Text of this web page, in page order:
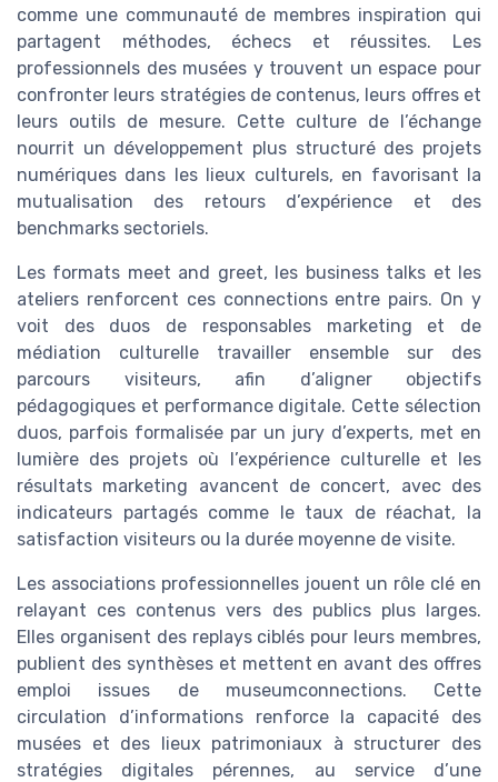
comme une communauté de membres inspiration qui
partagent méthodes, échecs et réussites. Les
professionnels des musées y trouvent un espace pour
confronter leurs stratégies de contenus, leurs offres et
leurs outils de mesure. Cette culture de l’échange
nourrit un développement plus structuré des projets
numériques dans les lieux culturels, en favorisant la
mutualisation des retours d’expérience et des
benchmarks sectoriels.
Les formats meet and greet, les business talks et les
ateliers renforcent ces connections entre pairs. On y
voit des duos de responsables marketing et de
médiation culturelle travailler ensemble sur des
parcours visiteurs, afin d’aligner objectifs
pédagogiques et performance digitale. Cette sélection
duos, parfois formalisée par un jury d’experts, met en
lumière des projets où l’expérience culturelle et les
résultats marketing avancent de concert, avec des
indicateurs partagés comme le taux de réachat, la
satisfaction visiteurs ou la durée moyenne de visite.
Les associations professionnelles jouent un rôle clé en
relayant ces contenus vers des publics plus larges.
Elles organisent des replays ciblés pour leurs membres,
publient des synthèses et mettent en avant des offres
emploi issues de museumconnections. Cette
circulation d’informations renforce la capacité des
musées et des lieux patrimoniaux à structurer des
stratégies digitales pérennes, au service d’une